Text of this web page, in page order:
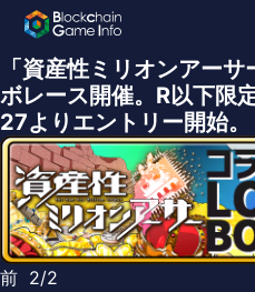
「資産性ミリオンアー
ボレース開催。R以下限
27よりエントリー開始
前 2/2